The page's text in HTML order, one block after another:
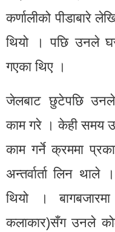
कर्णालीको पीडाबारे
थियो । पछि उनले
गएका थिए ।
जेलबाट छुटेपछि उनले
काम गरे । केही समय
काम गर्ने क्रममा
अन्तर्वार्ता लिन
थियो ।
कलाकार)सँग उनले